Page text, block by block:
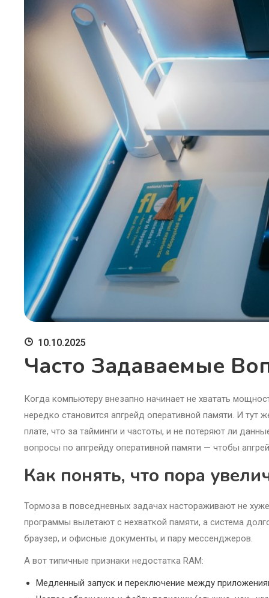
10.10.2025
Часто Задаваемые
Когда компьютеру внезапно начинает не хватать
нередко становится апгрейд оперативной памяти. И
плате, что за тайминги и частоты, и не потеряют ли
вопросы по апгрейду оперативной памяти — чтобы
Как понять, что пора
Тормоза в повседневных задачах настораживают не
программы вылетают с нехваткой памяти, а система
браузер, и офисные документы, и пару мессенджеров.
А вот типичные признаки недостатка RAM:
Медленный запуск и переключение между